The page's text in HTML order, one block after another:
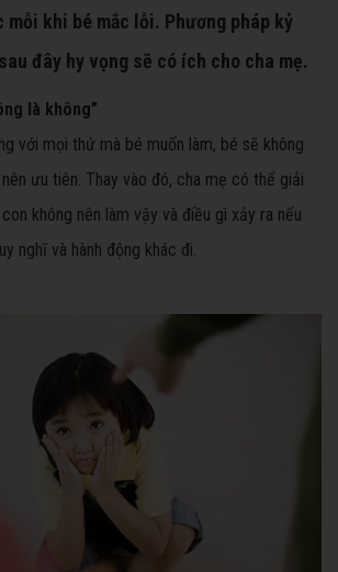
mỗi khi bé mắc lỗi. Phương pháp kỷ
đây hy vọng sẽ có ích cho cha mẹ.
là không”
với mọi thứ mà bé muốn làm, bé sẽ không
ưu tiên. Thay vào đó, cha mẹ có thể giải
không nên làm vậy và điều gì xảy ra nếu
nghĩ và hành động khác đi.